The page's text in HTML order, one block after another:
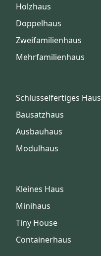
Holzhaus
Doppelhaus
Zweifamilienhaus
Mehrfamilienhaus
Schlüsselfertiges Haus
Bausatzhaus
Ausbauhaus
Modulhaus
Kleines Haus
Minihaus
Tiny House
Containerhaus